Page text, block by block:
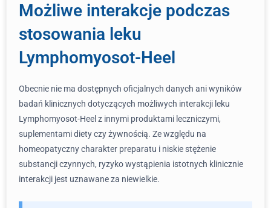
Możliwe interakcje podczas
stosowania leku
Lymphomyosot-Heel
Obecnie nie ma dostępnych oficjalnych danych ani wyników
badań klinicznych dotyczących możliwych interakcji leku
Lymphomyosot-Heel z innymi produktami leczniczymi,
suplementami diety czy żywnością. Ze względu na
homeopatyczny charakter preparatu i niskie stężenie
substancji czynnych, ryzyko wystąpienia istotnych klinicznie
interakcji jest uznawane za niewielkie.